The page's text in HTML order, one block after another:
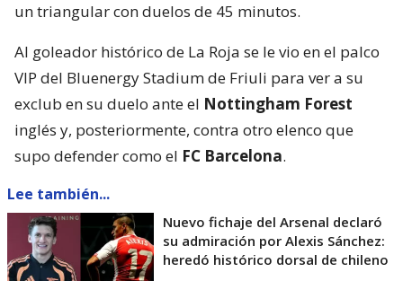
un triangular con duelos de 45 minutos.
Al goleador histórico de La Roja se le vio en el palco
VIP del Bluenergy Stadium de Friuli para ver a su
exclub en su duelo ante el Nottingham Forest
inglés y, posteriormente, contra otro elenco que
supo defender como el FC Barcelona.
Lee también...
Nuevo fichaje del Arsenal declaró
su admiración por Alexis Sánchez:
heredó histórico dorsal de chileno